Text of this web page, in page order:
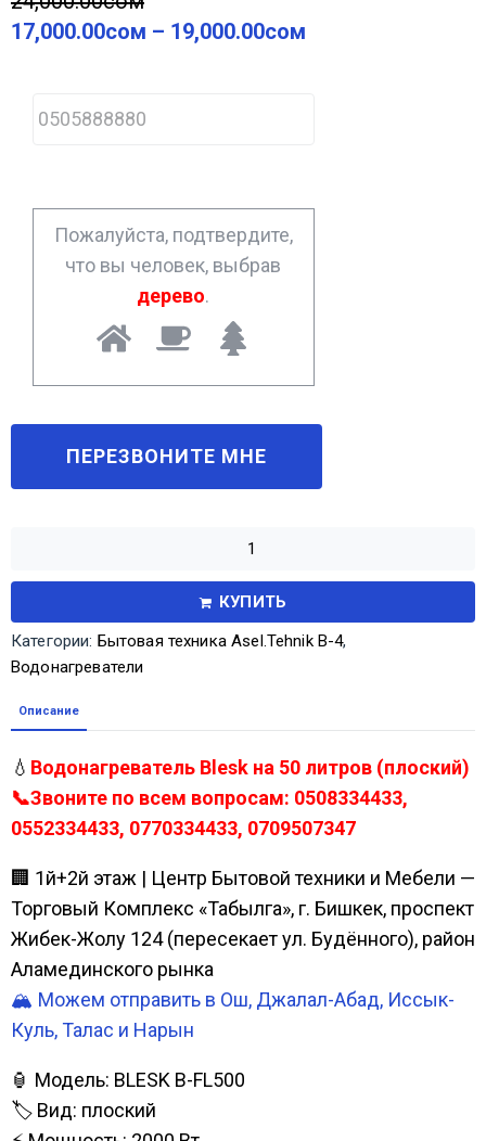
17,000.00сом – 19,000.00сом
h
o
*
Пожалуйста, подтвердите,
что вы человек, выбрав
дерево.
КУПИТЬ
Категории: Бытовая техника Asel.Tehnik В-4,
Водонагреватели
Описание
💧 Водонагреватель Blesk на 50 литров (плоский)
📞Звоните по всем вопросам: 0508334433,
0552334433, 0770334433, 0709507347
🏢 1й+2й этаж | Центр Бытовой техники и Мебели —
Торговый Комплекс «Табылга», г. Бишкек, проспект
Жибек-Жолу 124 (пересекает ул. Будённого), район
Аламединского рынка
🏔️ Можем отправить в Ош, Джалал-Абад, Иссык-
Куль, Талас и Нарын
🏮 Модель: BLESK B-FL500
🏷️ Вид: плоский